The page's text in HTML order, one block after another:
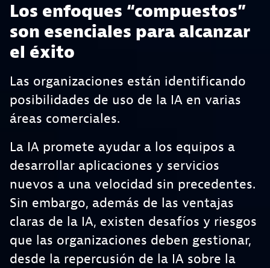
Los enfoques “compuestos”
son esenciales para alcanzar
el éxito
Las organizaciones están identificando
posibilidades de uso de la IA en varias
áreas comerciales.
La IA promete ayudar a los equipos a
desarrollar aplicaciones y servicios
nuevos a una velocidad sin precedentes.
Sin embargo, además de las ventajas
claras de la IA, existen desafíos y riesgos
que las organizaciones deben gestionar,
desde la repercusión de la IA sobre la